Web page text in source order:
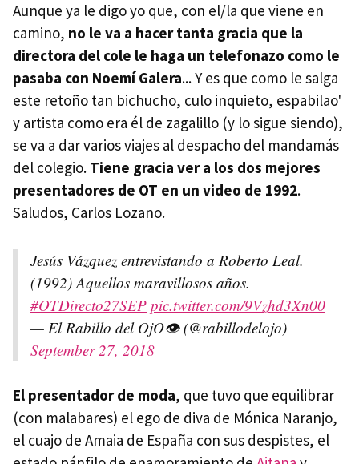
Aunque ya le digo yo que, con el/la que viene en
camino, no le va a hacer tanta gracia que la
directora del cole le haga un telefonazo como le
pasaba con Noemí Galera... Y es que como le salga
este retoño tan bichucho, culo inquieto, espabilao'
y artista como era él de zagalillo (y lo sigue siendo),
se va a dar varios viajes al despacho del mandamás
del colegio. Tiene gracia ver a los dos mejores
presentadores de OT en un video de 1992.
Saludos, Carlos Lozano.
Jesús Vázquez entrevistando a Roberto Leal.
(1992) Aquellos maravillosos años.
#OTDirecto27SEP pic.twitter.com/9Vzhd3Xn00
— El Rabillo del OjO👁️ (@rabillodelojo)
September 27, 2018
El presentador de moda, que tuvo que equilibrar
(con malabares) el ego de diva de Mónica Naranjo,
el cuajo de Amaia de España con sus despistes, el